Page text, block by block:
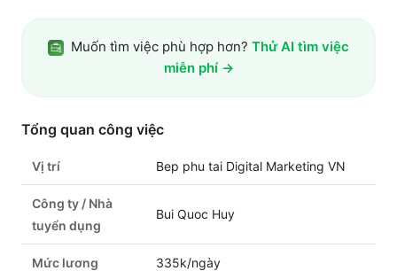
Muốn tìm việc phù hợp hơn? Thử AI tìm việc
miễn phí →
Tổng quan công việc
Vị trí Bep phu tai Digital Marketing VN
Công ty / Nhà
tuyển dụng
Bui Quoc Huy
Mức lương 335k/ngày